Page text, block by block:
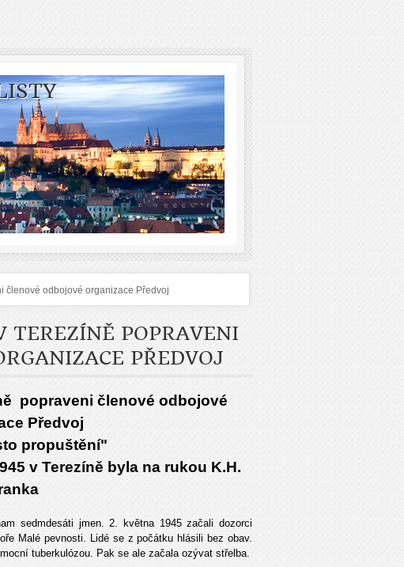
členové odbojové organizace Předvoj
POPRAVENI
PŘEDVOJ
popraveni členové odbojové
Předvoj
propuštění"
v Terezíně byla na rukou K.H.
sedmdesáti jmen. 2. května 1945 začali dozorci
Malé pevnosti. Lidé se z počátku hlásili bez obav.
tuberkulózou. Pak se ale začala ozývat střelba.